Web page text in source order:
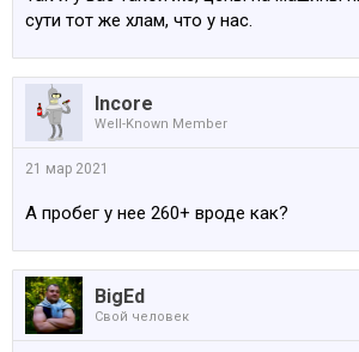
сути тот же хлам, что у нас.
Incore
Well-Known Member
21 мар 2021
А пробег у нее 260+ вроде как?
BigEd
Свой человек